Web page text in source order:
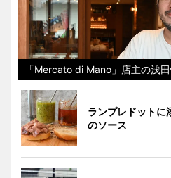
「Mercato di Mano」店主の浅
ランプレドットに
のソース